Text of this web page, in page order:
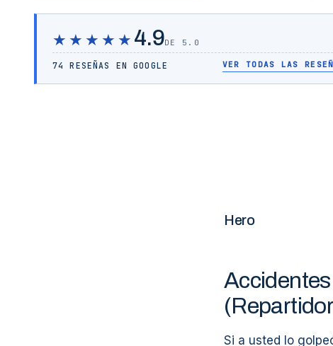
★★★★★ 4.9DE 5.0
74 RESEÑAS EN GOOGLE VER TODAS LAS
Hero
Si a usted lo